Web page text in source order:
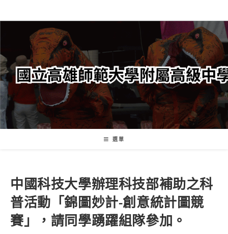
轉
要
內
容
選單
中國科技大學辦理科技部補助之科
普活動「錦圖妙計-創意統計圖競
賽」，請同學踴躍組隊參加。